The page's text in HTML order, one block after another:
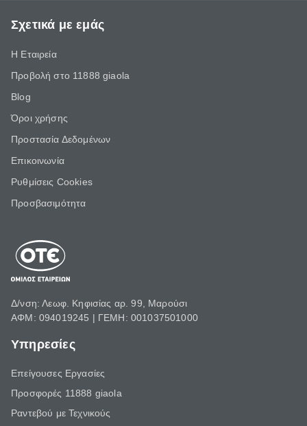
Σχετικά με εμάς
Η Εταιρεία
Προβολή στο 11888 giaola
Blog
Όροι χρήσης
Προστασία Δεδομένων
Επικοινωνία
Ρυθμίσεις Cookies
Προσβασιμότητα
Δ/νση: Λεωφ. Κηφισίας αρ. 99, Μαρούσι
ΑΦΜ: 094019245 | ΓΕΜΗ: 001037501000
Υπηρεσίες
Επείγουσες Εργασίες
Προσφορές 11888 giaola
Ραντεβού με Τεχνικούς